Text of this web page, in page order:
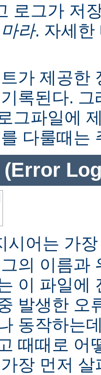
로그가 저
마라. 자세
가 제공한
록된다.
그파일에
다룰때는
(Error
시어는 가
의 이름과
이 파일에
발생한 오
동작하는
때때로 어
장 먼저 살